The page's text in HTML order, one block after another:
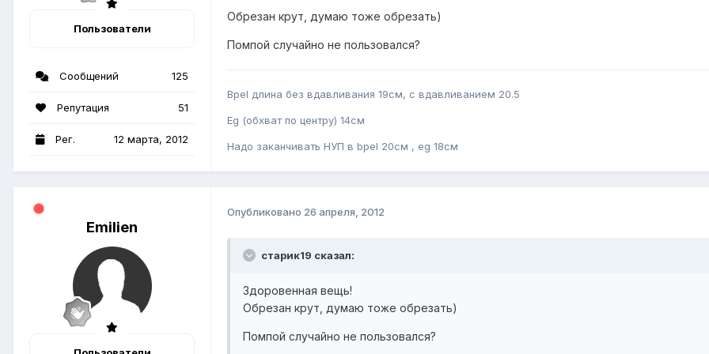
Пользователи
Сообщений 125
Репутация 51
Рег. 12 марта, 2012
Обрезан крут, думаю тоже обрезать)
Помпой случайно не пользовался?
Bpel длина без вдавливания 19см, с вдавливанием 20.5
Eg (обхват по центру) 14см
Надо заканчивать НУП в bpel 20см , eg 18см
Emilien
Опубликовано 26 апреля, 2012
старик19 сказал:
Здоровенная вещь!
Обрезан крут, думаю тоже обрезать)
Помпой случайно не пользовался?